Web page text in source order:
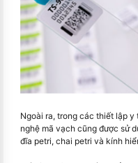
Ngoài ra, trong các thiết lập
nghệ mã vạch cũng được sử
đĩa petri, chai petri và kính